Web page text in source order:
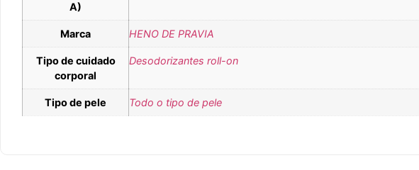
A)
Marca HENO DE PRAVIA
Tipo de cuidado
corporal
Desodorizantes roll-on
Tipo de pele Todo o tipo de pele